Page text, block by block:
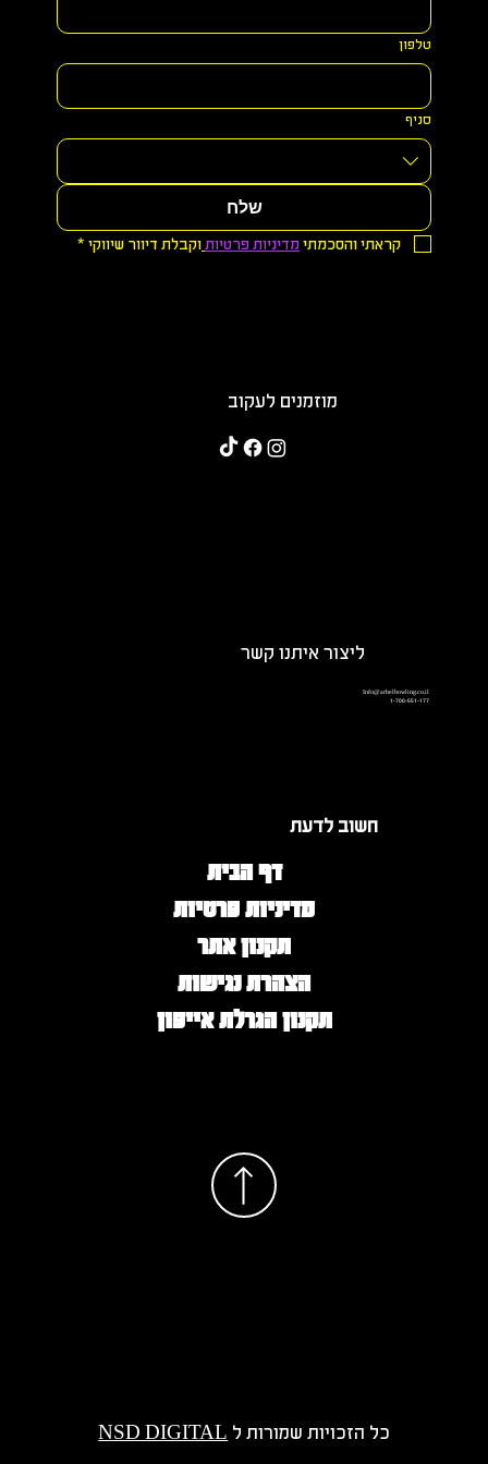
טלפון
סניף
שלח
קראתי והסכמתי מדיניות פרטיותוקבלת דיוור שיווקי *
חשוב לדעת
דף הבית
מדיניות פרטיות
תקנון אתר
הצהרת נגישות
תקנון הגרלת אייפון
ליצור איתנו קשר
Info@arbelbowling.co.il
1-700-551-177
מוזמנים לעקוב
כל הזכויות שמורות ל NSD DIGITAL